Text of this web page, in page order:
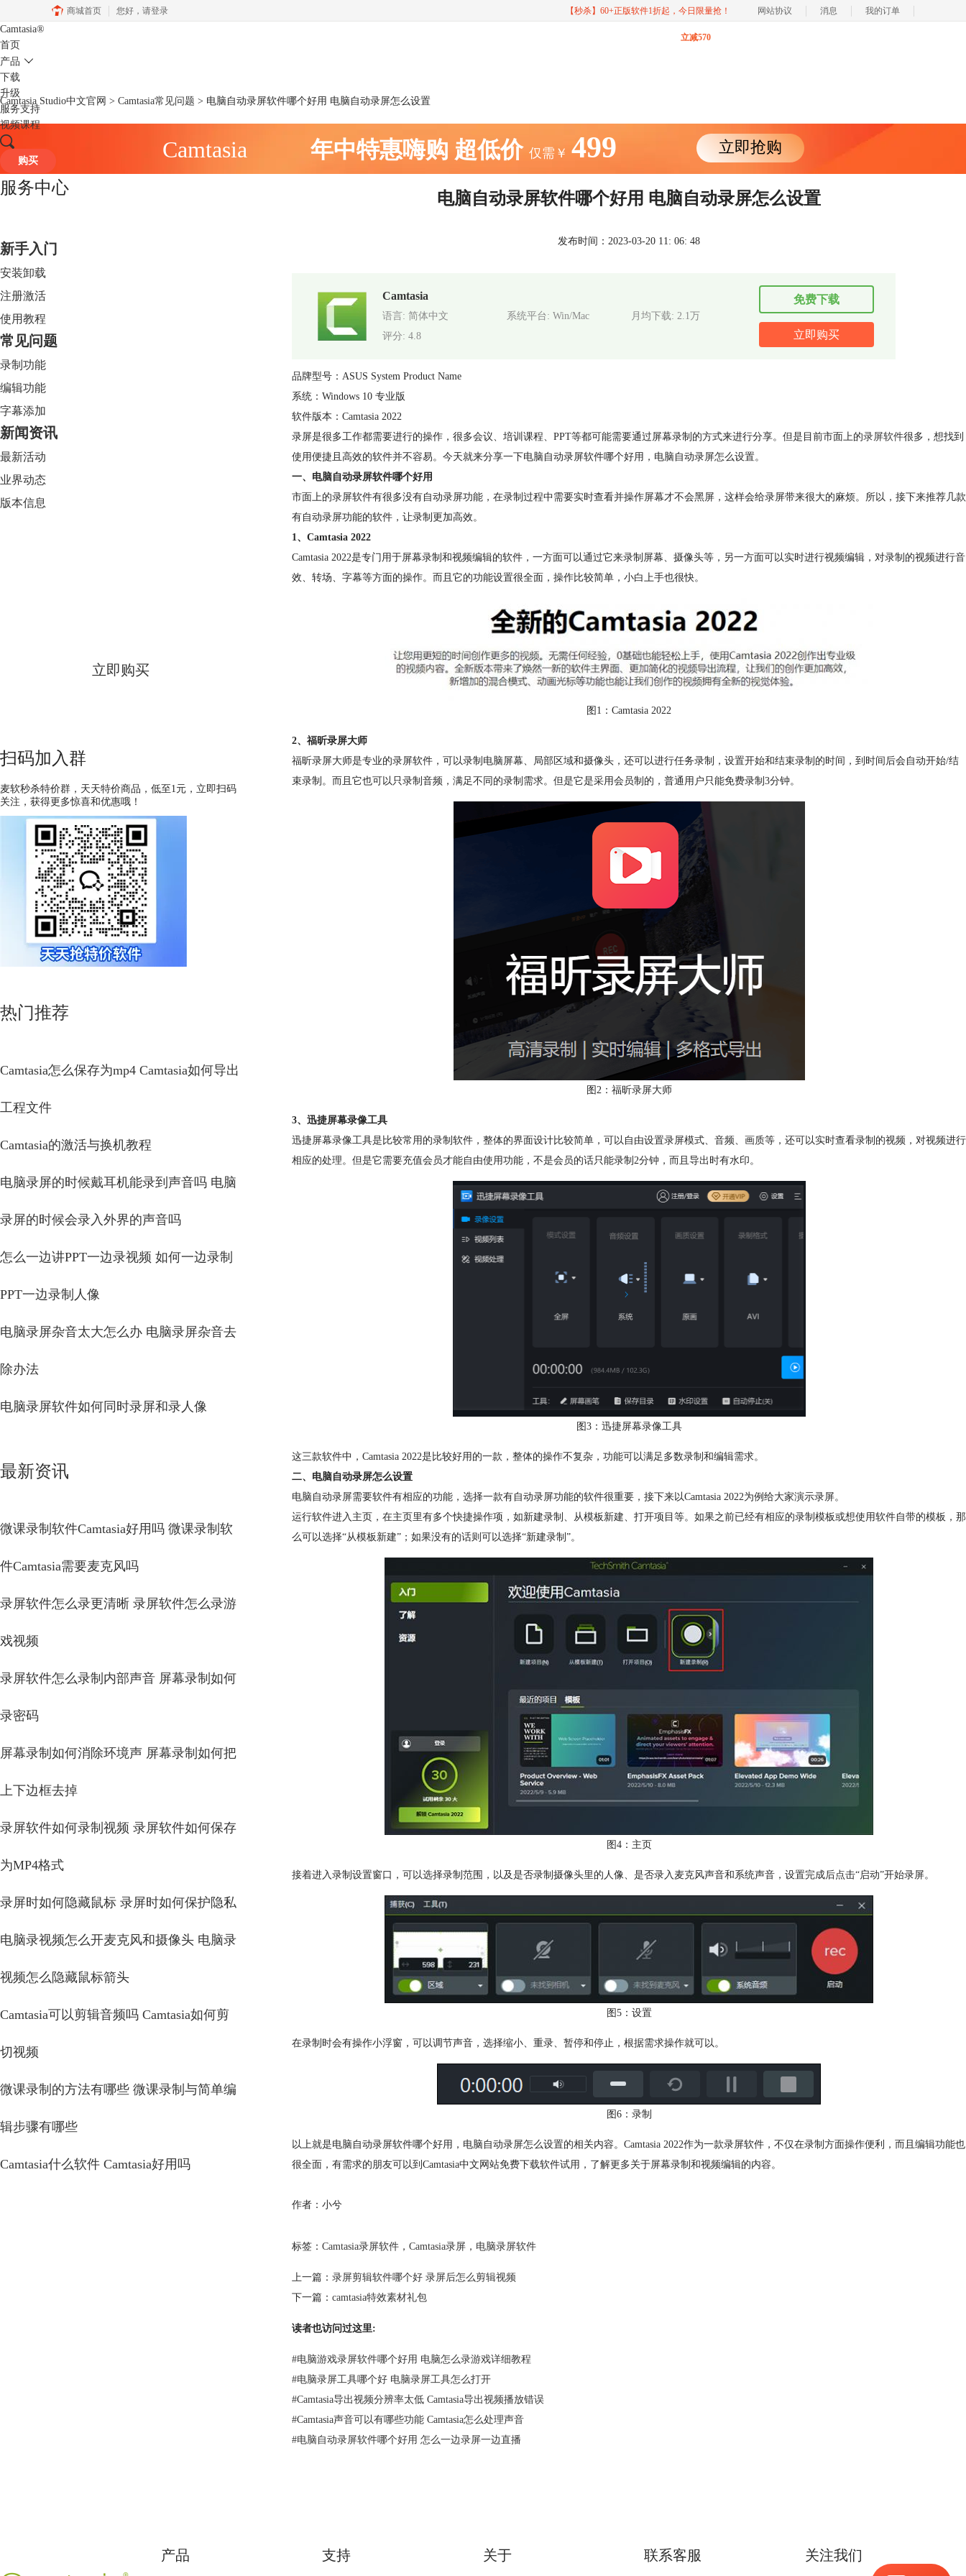
商城首页 您好， 请登录 【秒杀】60+正版软件1折起，今日限量抢！ 网站协议 消息 我的订单
Camtasia®
首页
产品
下载
升级
立减570
服务支持
视频课程
购买
Camtasia Studio中文官网 > Camtasia常见问题 > 电脑自动录屏软件哪个好用 电脑自动录屏怎么设置
Camtasia 年中特惠嗨购 超低价 仅需￥ 499 立即抢购
服务中心
新手入门
安装卸载
注册激活
使用教程
常见问题
录制功能
编辑功能
字幕添加
新闻资讯
最新活动
业界动态
版本信息
立即购买
扫码加入群
麦软秒杀特价群，天天特价商品，低至1元，立即扫码
关注，获得更多惊喜和优惠哦！
热门推荐
Camtasia怎么保存为mp4 Camtasia如何导出
工程文件
Camtasia的激活与换机教程
电脑录屏的时候戴耳机能录到声音吗 电脑
录屏的时候会录入外界的声音吗
怎么一边讲PPT一边录视频 如何一边录制
PPT一边录制人像
电脑录屏杂音太大怎么办 电脑录屏杂音去
除办法
电脑录屏软件如何同时录屏和录人像
最新资讯
微课录制软件Camtasia好用吗 微课录制软
件Camtasia需要麦克风吗
录屏软件怎么录更清晰 录屏软件怎么录游
戏视频
录屏软件怎么录制内部声音 屏幕录制如何
录密码
屏幕录制如何消除环境声 屏幕录制如何把
上下边框去掉
录屏软件如何录制视频 录屏软件如何保存
为MP4格式
录屏时如何隐藏鼠标 录屏时如何保护隐私
电脑录视频怎么开麦克风和摄像头 电脑录
视频怎么隐藏鼠标箭头
Camtasia可以剪辑音频吗 Camtasia如何剪
切视频
微课录制的方法有哪些 微课录制与简单编
辑步骤有哪些
Camtasia什么软件 Camtasia好用吗
电脑自动录屏软件哪个好用 电脑自动录屏怎么设置
发布时间：2023-03-20 11: 06: 48
Camtasia
语言: 简体中文 系统平台: Win/Mac
月均下载: 2.1万
评分: 4.8
免费下载
立即购买
品牌型号：ASUS System Product Name
系统：Windows 10 专业版
软件版本：Camtasia 2022
录屏是很多工作都需要进行的操作，很多会议、培训课程、PPT等都可能需要通过屏幕录制的方式来进行分享。但是目前市面上的录屏软件很多，想找到
使用便捷且高效的软件并不容易。今天就来分享一下电脑自动录屏软件哪个好用，电脑自动录屏怎么设置。
一、电脑自动录屏软件哪个好用
市面上的录屏软件有很多没有自动录屏功能，在录制过程中需要实时查看并操作屏幕才不会黑屏，这样会给录屏带来很大的麻烦。所以，接下来推荐几款
有自动录屏功能的软件，让录制更加高效。
1、Camtasia 2022
Camtasia 2022是专门用于屏幕录制和视频编辑的软件，一方面可以通过它来录制屏幕、摄像头等，另一方面可以实时进行视频编辑，对录制的视频进行音
效、转场、字幕等方面的操作。而且它的功能设置很全面，操作比较简单，小白上手也很快。
图1：Camtasia 2022
2、福昕录屏大师
福昕录屏大师是专业的录屏软件，可以录制电脑屏幕、局部区域和摄像头，还可以进行任务录制，设置开始和结束录制的时间，到时间后会自动开始/结
束录制。而且它也可以只录制音频，满足不同的录制需求。但是它是采用会员制的，普通用户只能免费录制3分钟。
图2：福昕录屏大师
3、迅捷屏幕录像工具
迅捷屏幕录像工具是比较常用的录制软件，整体的界面设计比较简单，可以自由设置录屏模式、音频、画质等，还可以实时查看录制的视频，对视频进行
相应的处理。但是它需要充值会员才能自由使用功能，不是会员的话只能录制2分钟，而且导出时有水印。
图3：迅捷屏幕录像工具
这三款软件中，Camtasia 2022是比较好用的一款，整体的操作不复杂，功能可以满足多数录制和编辑需求。
二、电脑自动录屏怎么设置
电脑自动录屏需要软件有相应的功能，选择一款有自动录屏功能的软件很重要，接下来以Camtasia 2022为例给大家演示录屏。
运行软件进入主页，在主页里有多个快捷操作项，如新建录制、从模板新建、打开项目等。如果之前已经有相应的录制模板或想使用软件自带的模板，那
么可以选择“从模板新建”；如果没有的话则可以选择“新建录制”。
图4：主页
接着进入录制设置窗口，可以选择录制范围，以及是否录制摄像头里的人像、是否录入麦克风声音和系统声音，设置完成后点击“启动”开始录屏。
图5：设置
在录制时会有操作小浮窗，可以调节声音，选择缩小、重录、暂停和停止，根据需求操作就可以。
图6：录制
以上就是电脑自动录屏软件哪个好用，电脑自动录屏怎么设置的相关内容。Camtasia 2022作为一款录屏软件，不仅在录制方面操作便利，而且编辑功能也
很全面，有需求的朋友可以到Camtasia中文网站免费下载软件试用，了解更多关于屏幕录制和视频编辑的内容。
作者：小兮
标签： Camtasia录屏软件 ， Camtasia录屏 ， 电脑录屏软件
上一篇： 录屏剪辑软件哪个好 录屏后怎么剪辑视频
下一篇： camtasia特效素材礼包
读者也访问过这里:
#电脑游戏录屏软件哪个好用 电脑怎么录游戏详细教程
#电脑录屏工具哪个好 电脑录屏工具怎么打开
#Camtasia导出视频分辨率太低 Camtasia导出视频播放错误
#Camtasia声音可以有哪些功能 Camtasia怎么处理声音
#电脑自动录屏软件哪个好用 怎么一边录屏一边直播
产品 支持 关于 联系客服 关注我们